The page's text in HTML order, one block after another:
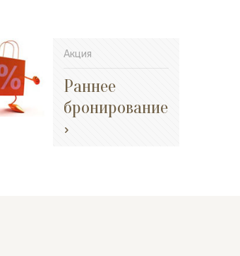
Акция
Раннее
бронирование